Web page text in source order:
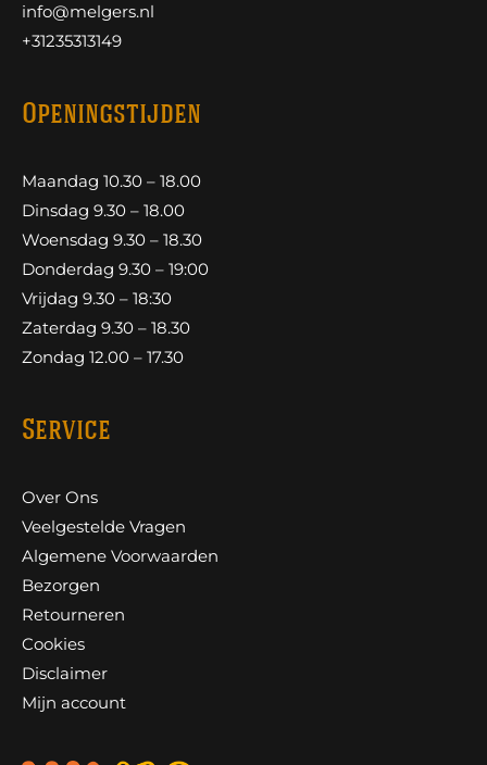
info@melgers.nl
+31235313149
Openingstijden
Maandag 10.30 – 18.00
Dinsdag 9.30 – 18.00
Woensdag 9.30 – 18.30
Donderdag 9.30 – 19:00
Vrijdag 9.30 – 18:30
Zaterdag 9.30 – 18.30
Zondag 12.00 – 17.30
Service
Over Ons
Veelgestelde Vragen
Algemene Voorwaarden
Bezorgen
Retourneren
Cookies
Disclaimer
Mijn account